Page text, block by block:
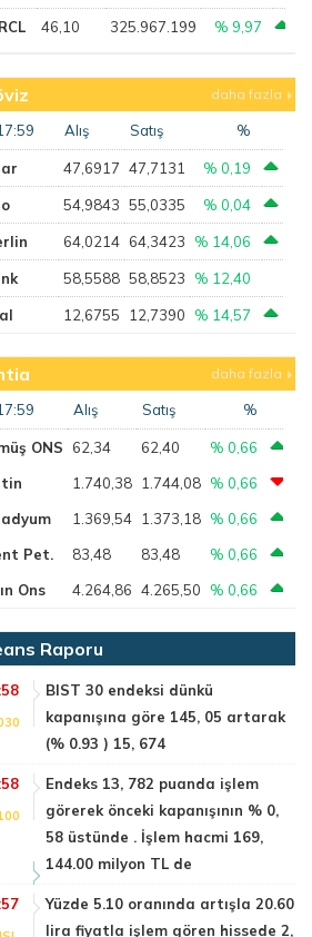
46,10 325.967.199 % 9,97
daha fazla
Alış Satış %
47,6917 47,7131 % 0,19
54,9843 55,0335 % 0,04
64,0214 64,3423 % 14,06
58,5588 58,8523 % 12,40
12,6755 12,7390 % 14,57
daha fazla
Alış Satış %
ONS 62,34 62,40
% 0,66
1.740,38 1.744,08 % 0,66
1.369,54 1.373,18 % 0,66
Pet.
83,48 83,48
% 0,66
Ons
4.264,86 4.265,50 % 0,66
Raporu
BIST 30 endeksi dünkü
kapanışına göre 145, 05 artarak
(% 0.93 ) 15, 674
Endeks 13, 782 puanda işlem
görerek önceki kapanışının % 0,
58 üstünde . İşlem hacmi 169,
144.00 milyon TL de
Yüzde 5.10 oranında artışla 20.60
lira fiyatla işlem gören hissede 2,